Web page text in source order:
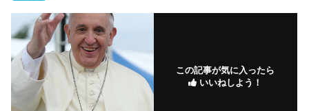
この記事が気に入ったら
いいねしよう！